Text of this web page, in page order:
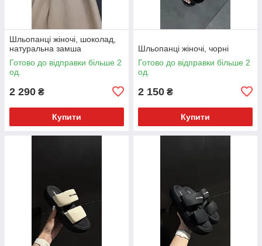
Шльопанці жіночі, шоколад,
натуральна замша
Готово до відправки більше 2
од.
2 290 ₴
Купити
Шльопанці жіночі, чорні
Готово до відправки більше 2
од.
2 150 ₴
Купити